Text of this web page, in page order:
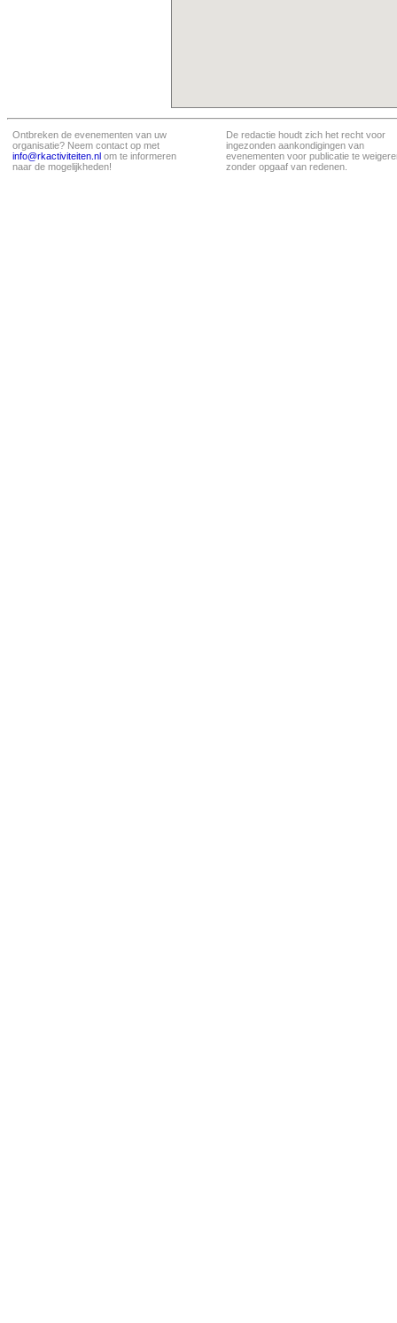
Ontbreken de evenementen van uw
organisatie? Neem contact op met
info@rkactiviteiten.nl om te informeren
naar de mogelijkheden!
De redactie houdt zich het recht voor
ingezonden aankondigingen van
evenementen voor publicatie te
zonder opgaaf van redenen.